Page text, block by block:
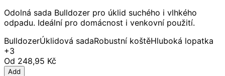
Odolná sada Bulldozer pro úklid suchého i vlhkého
odpadu. Ideální pro domácnost i venkovní použití.
BulldozerÚklidová sadaRobustní koštěHluboká lopatka
+3
Od 248,95 Kč
Add